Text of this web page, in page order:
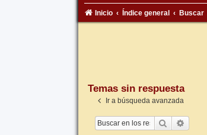
Inicio Índice general Buscar
Temas sin respuesta
Ir a búsqueda avanzada
Buscar